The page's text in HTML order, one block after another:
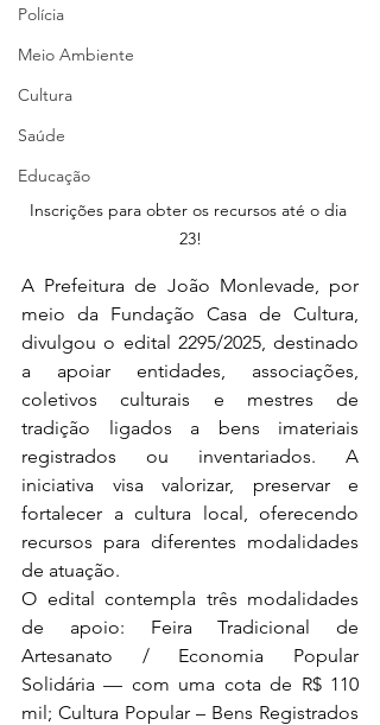
Polícia
Meio Ambiente
Cultura
Saúde
Educação
Inscrições para obter os recursos até o dia
23!
A Prefeitura de João Monlevade, por
meio da Fundação Casa de Cultura,
divulgou o edital 2295/2025, destinado
a apoiar entidades, associações,
coletivos culturais e mestres de
tradição ligados a bens imateriais
registrados ou inventariados. A
iniciativa visa valorizar, preservar e
fortalecer a cultura local, oferecendo
recursos para diferentes modalidades
de atuação.
O edital contempla três modalidades
de apoio: Feira Tradicional de
Artesanato / Economia Popular
Solidária — com uma cota de R$ 110
mil; Cultura Popular – Bens Registrados